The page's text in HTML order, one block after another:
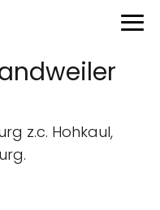
z.c. Hohkaul,